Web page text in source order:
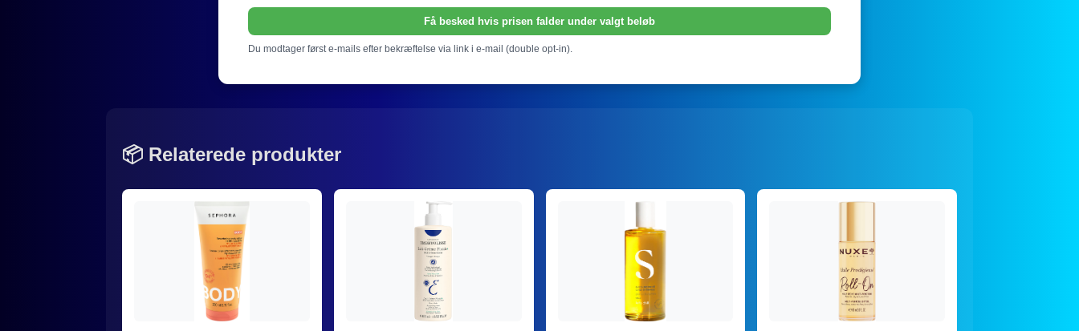
Få besked hvis prisen falder under valgt beløb
Du modtager først e-mails efter bekræftelse via link i e-mail (double opt-in).
📦 Relaterede produkter